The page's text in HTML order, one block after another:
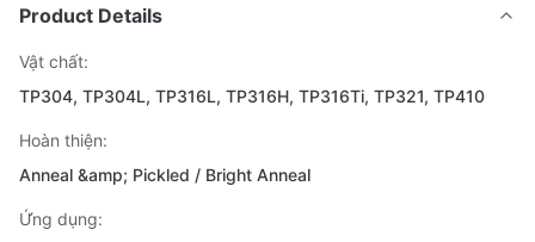
Product Details
Vật chất:
TP304, TP304L, TP316L, TP316H, TP316Ti, TP321, TP410
Hoàn thiện:
Anneal &amp; Pickled / Bright Anneal
Ứng dụng: